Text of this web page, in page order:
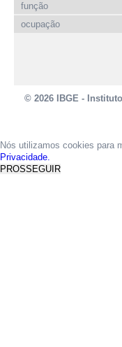
função
ocupação
© 2026 IBGE -
Nós utilizamos cookies para
Privacidade.
PROSSEGUIR